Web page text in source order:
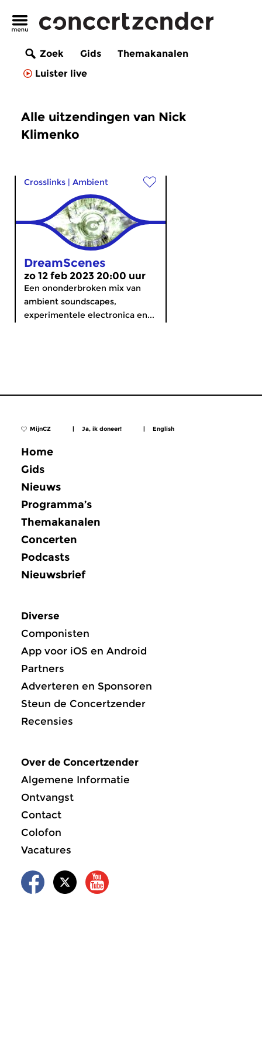
Zoek Gids
Themakanalen
Luister live
Alle uitzendingen van Nick
Klimenko
Crosslinks | Ambient
DreamScenes
zo 12 feb 2023 20:00 uur
Een ononderbroken mix van
ambient soundscapes,
experimentele electronica en...
MijnCZ | Ja, ik doneer! | English
Home
Gids
Nieuws
Programma’s
Themakanalen
Concerten
Podcasts
Nieuwsbrief
Diverse
Componisten
App voor iOS en Android
Partners
Adverteren en Sponsoren
Steun de Concertzender
Recensies
Over de Concertzender
Algemene Informatie
Ontvangst
Contact
Colofon
Vacatures